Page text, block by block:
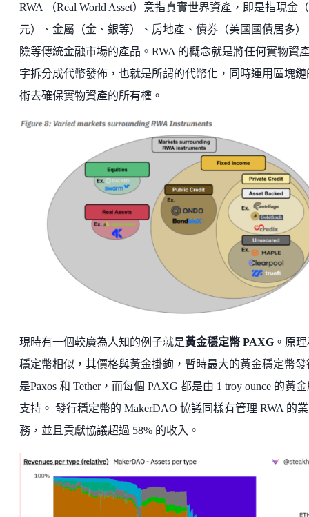
RWA （Real World Asset）意指真實世界資產，即是指現金
元）、金屬（金、銀等）、房地產、債券（美國國債居多）
險等傳統金融市場的產品。RWA 的概念就是將任何實物資
字拆分成代幣發佈，也就是所謂的代幣化，同時運用區塊鏈
術去確保實物資產的所有權。
現時有一個較廣為人知的例子就是黃金穩定幣 PAXG 。原
穩定幣相似，其價格與黃金掛鉤，暫時最大的黃金穩定幣發
是Paxos 和 Tether，而每個 PAXG 都是由 1 troy ounce 的黃
支持。 發行穩定幣的 MakerDAO 協議同樣有管理 RWA 的業
務，並且貢獻協議超過 58% 的收入。